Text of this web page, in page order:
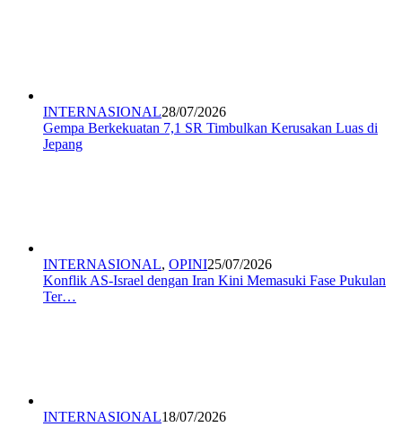
INTERNASIONAL28/07/2026
Gempa Berkekuatan 7,1 SR Timbulkan Kerusakan Luas di
Jepang
INTERNASIONAL, OPINI25/07/2026
Konflik AS-Israel dengan Iran Kini Memasuki Fase Pukulan
Ter…
INTERNASIONAL18/07/2026